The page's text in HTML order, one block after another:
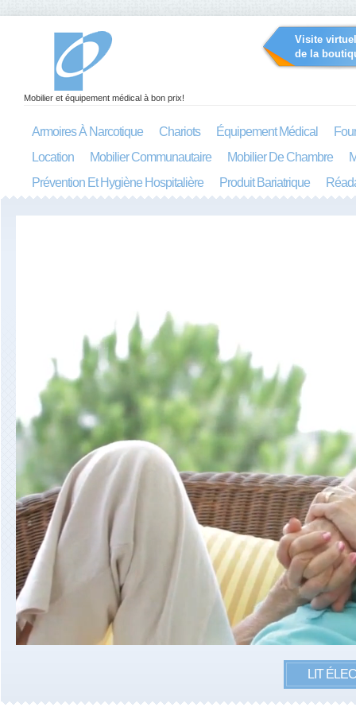
Visite
de la
Mobilier et équipement médical à bon prix!
Armoires À Narcotique Chariots Équipement Médical
Location
Mobilier Communautaire Mobilier De Chambre
Prévention Et Hygiène Hospitalière
Produit Bariatrique
LIT